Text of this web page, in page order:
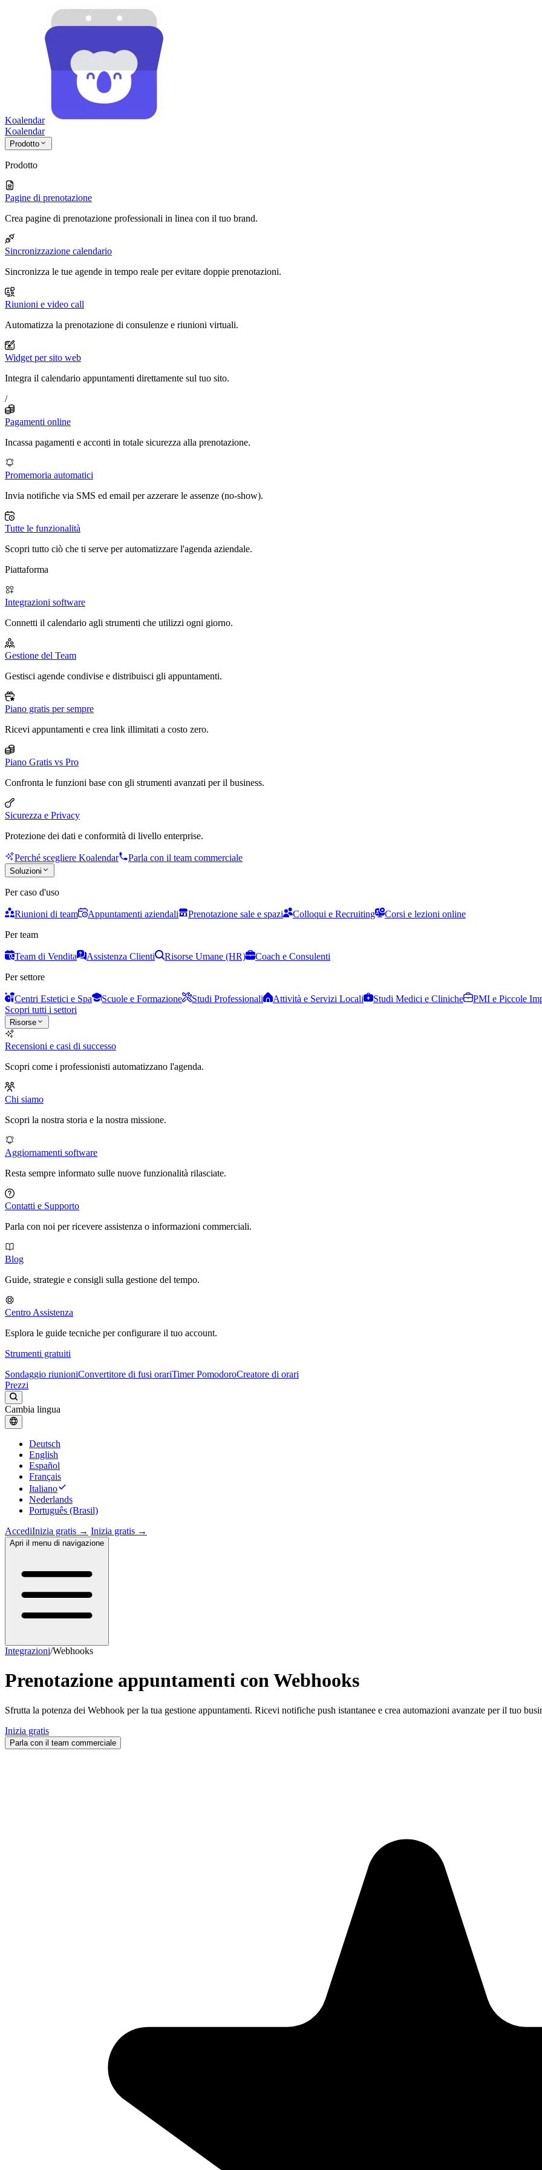
Koalendar
Koalendar
Prodotto
Prodotto
Pagine di prenotazione
Crea pagine di prenotazione professionali in linea con il tuo brand.
Sincronizzazione calendario
Sincronizza le tue agende in tempo reale per evitare doppie prenotazioni.
Riunioni e video call
Automatizza la prenotazione di consulenze e riunioni virtuali.
Widget per sito web
Integra il calendario appuntamenti direttamente sul tuo sito.
/
Pagamenti online
Incassa pagamenti e acconti in totale sicurezza alla prenotazione.
Promemoria automatici
Invia notifiche via SMS ed email per azzerare le assenze (no-show).
Tutte le funzionalità
Scopri tutto ciò che ti serve per automatizzare l'agenda aziendale.
Piattaforma
Integrazioni software
Connetti il calendario agli strumenti che utilizzi ogni giorno.
Gestione del Team
Gestisci agende condivise e distribuisci gli appuntamenti.
Piano gratis per sempre
Ricevi appuntamenti e crea link illimitati a costo zero.
Piano Gratis vs Pro
Confronta le funzioni base con gli strumenti avanzati per il business.
Sicurezza e Privacy
Protezione dei dati e conformità di livello enterprise.
Perché scegliere Koalendar Parla con il team commerciale
Soluzioni
Per caso d'uso
Riunioni di team Appuntamenti aziendali Prenotazione sale e spazi Colloqui e Recruiting
Corsi e lezioni online
Per team
Team di Vendita Assistenza Clienti Risorse Umane (HR)
Coach e Consulenti
Per settore
Centri Estetici e Spa Scuole e Formazione Studi Professionali Attività e Servizi Locali Studi Medici e Cliniche
PMI e Piccole
Scopri tutti i settori
Risorse
Recensioni e casi di successo
Scopri come i professionisti automatizzano l'agenda.
Chi siamo
Scopri la nostra storia e la nostra missione.
Aggiornamenti software
Resta sempre informato sulle nuove funzionalità rilasciate.
Contatti e Supporto
Parla con noi per ricevere assistenza o informazioni commerciali.
Blog
Guide, strategie e consigli sulla gestione del tempo.
Centro Assistenza
Esplora le guide tecniche per configurare il tuo account.
Strumenti gratuiti
Sondaggio riunioniConvertitore di fusi orariTimer PomodoroCreatore di orari
Prezzi
Cambia lingua
Deutsch
English
Español
Français
Italiano
Nederlands
Português (Brasil)
AccediInizia gratis → Inizia gratis →
Apri il menu di navigazione
Integrazioni/Webhooks
Prenotazione appuntamenti con Webhooks
Sfrutta la potenza dei Webhook per la tua gestione appuntamenti. Ricevi notifiche push istantanee e crea automazioni avanzate per il tuo
Inizia gratis
Parla con il team commerciale